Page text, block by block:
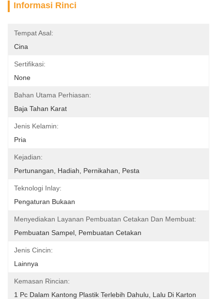
Informasi Rinci
Tempat Asal:
Cina
Sertifikasi:
None
Bahan Utama Perhiasan:
Baja Tahan Karat
Jenis Kelamin:
Pria
Kejadian:
Pertunangan, Hadiah, Pernikahan, Pesta
Teknologi Inlay:
Pengaturan Bukaan
Menyediakan Layanan Pembuatan Cetakan Dan Membuat:
Pembuatan Sampel, Pembuatan Cetakan
Jenis Cincin:
Lainnya
Kemasan Rincian:
1 Pc Dalam Kantong Plastik Terlebih Dahulu, Lalu Di Karton